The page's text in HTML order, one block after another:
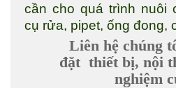
cần cho quá trình nuôi
cụ rửa, pipet, ống đong,
Liên hệ chúng
đặt thiết bị, nội
nghiệm